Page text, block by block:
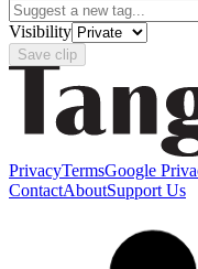
Visibility
Save clip
PrivacyTermsGoogle
ContactAboutSupport Us